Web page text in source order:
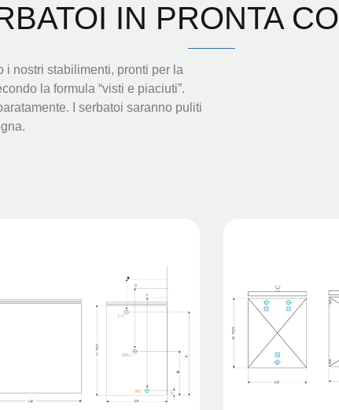
IN PRONTA
i nostri stabilimenti, pronti per la
la formula “visti e piaciuti”.
I serbatoi saranno puliti